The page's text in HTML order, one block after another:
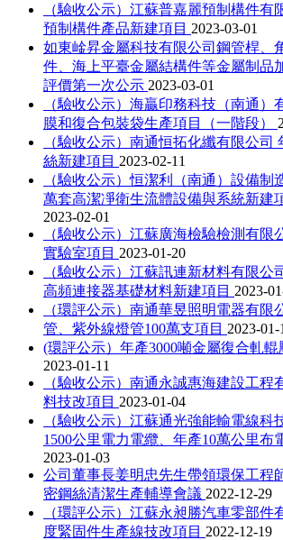
（驗收公示）江蘇普嘉麗預制構件有
預制構件產品新建項目 2023-03-01
如東崯昇金屬科技有限公司鋼管桿、
件、海上平臺金屬結構件等金屬制品
評價第一次公示 2023-03-01
（驗收公示）海贏印務科技（南通）
膜和復合包裝袋生產項目（一階段）
（驗收公示）南通恒拓化纖有限公司
絲新建項目 2023-02-11
（驗收公示）恒潔利（南通）設備制
萬套高潔凈衛生流體設備與系統新建
2023-02-01
（驗收公示）江蘇廣海檢驗檢測有限
實驗室項目 2023-01-20
（驗收公示）江蘇訊連新材料有限公
高頻連接器基礎材料新建項目 2023-
（環評公示）南通華昱照明電器有限
管、紫外線燈管100萬支項目 2023-01-
(環評公示）年產3000噸金屬復合軋輥
2023-01-11
（驗收公示）南通永誠惠海建設工程
料技改項目 2023-01-04
（驗收公示）江蘇通光強能輸電線科
1500公里電力電纜、年產10萬公里布
2023-01-03
公司董事長姜明忠先生帶領環保工程
密鋼絲清潔生產輔導會議 2022-12-29
（環評公示）江蘇永昶勝汽車零部件
度緊固件生產線技改項目 2022-12-19